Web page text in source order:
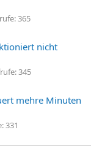
365
nicht
345
mehre Minuten
331